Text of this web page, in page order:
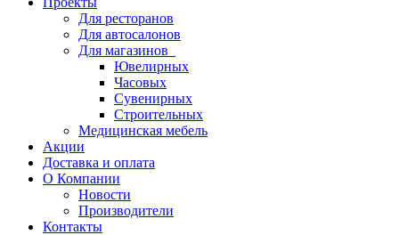
Для ресторанов
Для автосалонов
Для магазинов
Ювелирных
Часовых
Сувенирных
Строительных
Медицинская мебель
Акции
Доставка и оплата
О Компании
Новости
Производители
Контакты